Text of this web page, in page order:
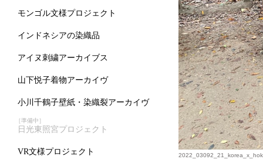
モンゴル文様プロジェクト
インドネシアの染織品
アイヌ刺繍アーカイブス
山下悦子着物アーカイヴ
小川千鶴子壁紙・染織裂アーカイヴ
［準備中］
日光東照宮プロジェクト
VR文様プロジェクト